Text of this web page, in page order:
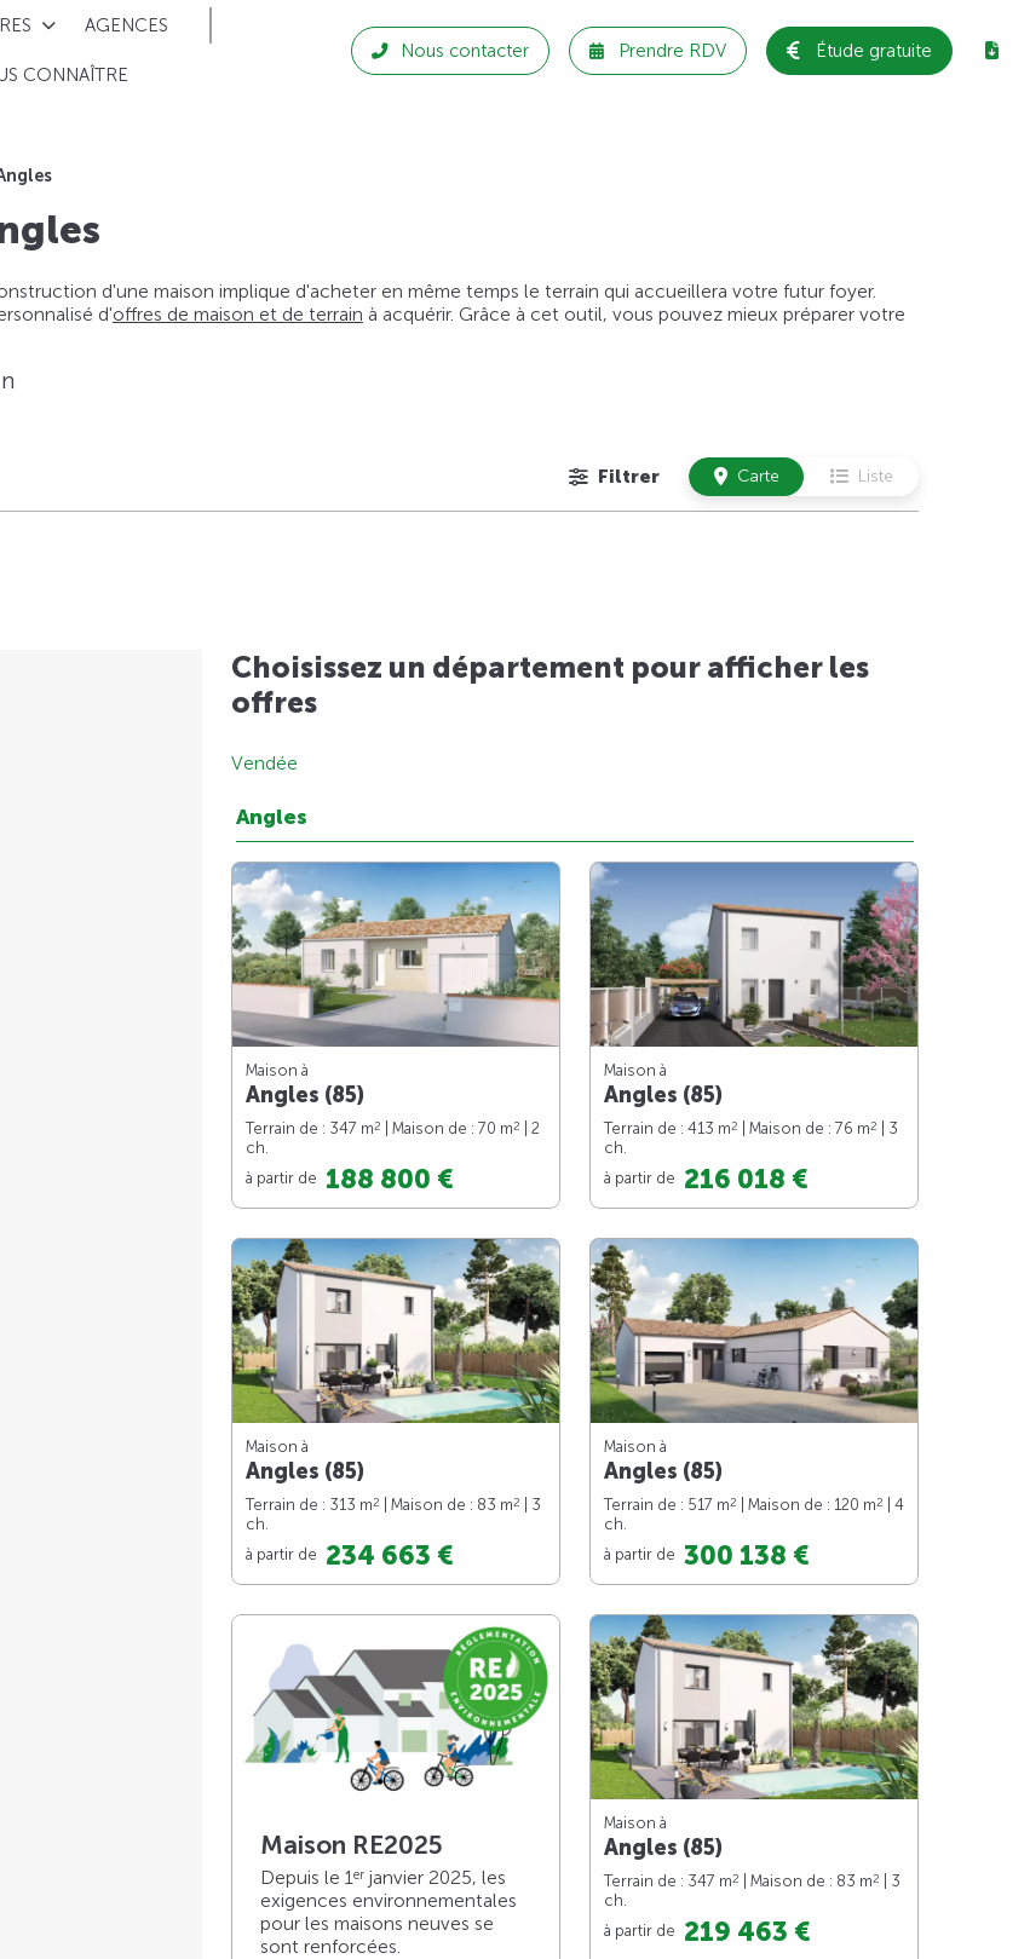
AGENCES
CONNAÎTRE
Nous contacter Prendre RDV Étude gratuite
d'une maison implique d'acheter en même temps le terrain qui accueillera votre futur foyer.
d'offres de maison et de terrain à acquérir. Grâce à cet outil, vous pouvez mieux préparer votre
Filtrer Carte Liste
Choisissez un département pour afficher les
offres
Vendée
Angles
Maison à
Angles (85)
Terrain de : 347 m2 | Maison de : 70 m2
| 2
ch.
à partir de 188 800 €
Maison à
Angles (85)
Terrain de : 413 m2 | Maison de : 76 m2
| 3
ch.
à partir de 216 018 €
Maison à
Angles (85)
Terrain de : 313 m2 | Maison de : 83 m2
| 3
ch.
à partir de 234 663 €
Maison à
Angles (85)
Terrain de : 517 m2 | Maison de : 120 m2
| 4
ch.
à partir de 300 138 €
Maison RE2025
Depuis le 1 er janvier 2025, les
exigences environnementales
pour les maisons neuves se
sont renforcées.
Maison à
Angles (85)
Terrain de : 347 m2 | Maison de : 83 m2
| 3
ch.
à partir de 219 463 €